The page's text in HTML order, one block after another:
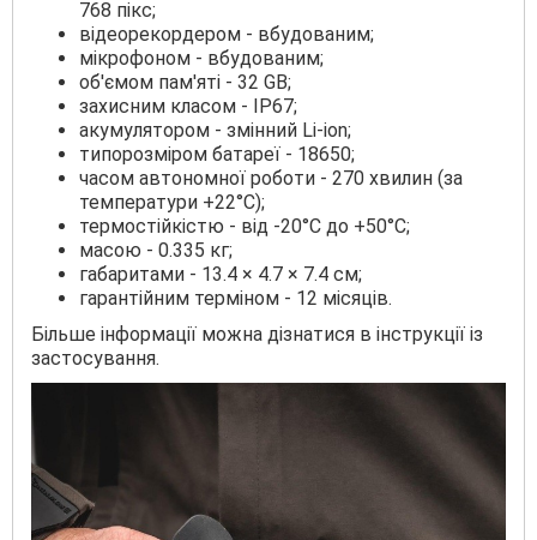
768 пікс;
відеорекордером - вбудованим;
мікрофоном - вбудованим;
об'ємом пам'яті - 32 GB;
захисним класом - IP67;
акумулятором - змінний Li-ion;
типорозміром батареї - 18650;
часом автономної роботи - 270 хвилин (за
температури +22°С);
термостійкістю - від -20°С до +50°С;
масою - 0.335 кг;
габаритами - 13.4 × 4.7 × 7.4 см;
гарантійним терміном - 12 місяців.
Більше інформації можна дізнатися в інструкції із
застосування.